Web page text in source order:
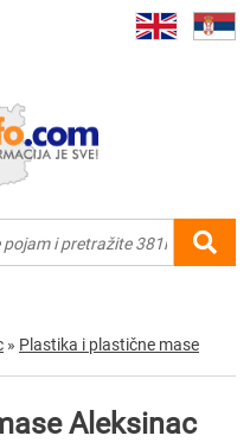
» Plastika i plastične mase
Aleksinac